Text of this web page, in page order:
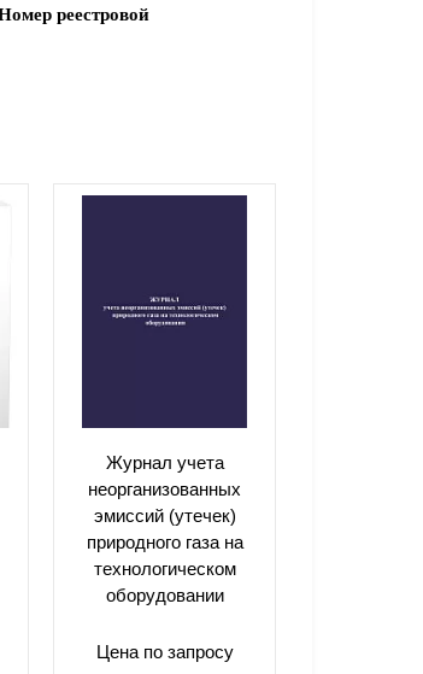
реестровой
Журнал учета
неорганизованных
эмиссий (утечек)
природного газа на
технологическом
оборудовании
Цена по запросу